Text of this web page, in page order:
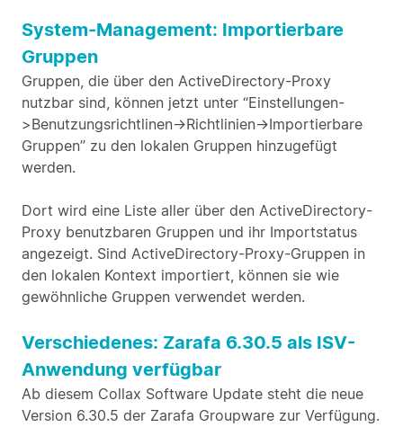
System-Management: Importierbare
Gruppen
Gruppen, die über den ActiveDirectory-Proxy
nutzbar sind, können jetzt unter “Einstellungen-
>Benutzungsrichtlinen->Richtlinien->Importierbare
Gruppen” zu den lokalen Gruppen hinzugefügt
werden.
Dort wird eine Liste aller über den ActiveDirectory-
Proxy benutzbaren Gruppen und ihr Importstatus
angezeigt. Sind ActiveDirectory-Proxy-Gruppen in
den lokalen Kontext importiert, können sie wie
gewöhnliche Gruppen verwendet werden.
Verschiedenes: Zarafa 6.30.5 als ISV-
Anwendung verfügbar
Ab diesem Collax Software Update steht die neue
Version 6.30.5 der Zarafa Groupware zur Verfügung.